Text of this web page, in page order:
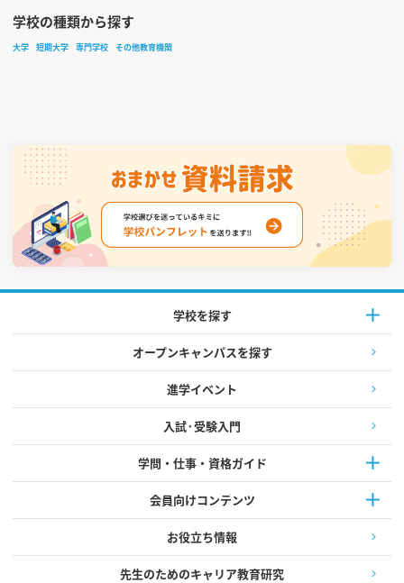
学校の種類から探す
大学 短期大学 専門学校 その他教育機関
学校を探す
オープンキャンパスを探す
進学イベント
入試·受験入門
学問・仕事・資格ガイド
会員向けコンテンツ
お役立ち情報
先生のためのキャリア教育研究